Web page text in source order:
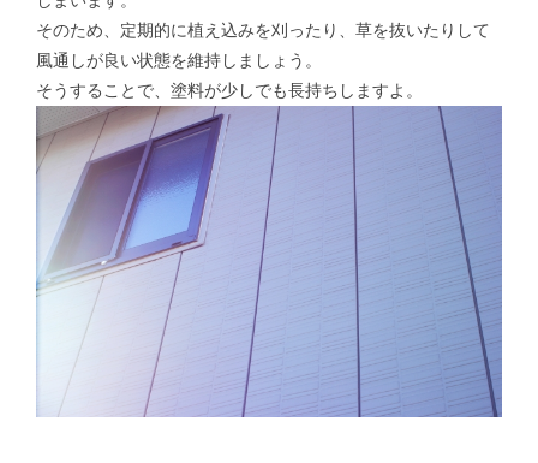
そのため、定期的に植え込みを刈ったり、草を抜いたりして
風通しが良い状態を維持しましょう。
そうすることで、塗料が少しでも長持ちしますよ。